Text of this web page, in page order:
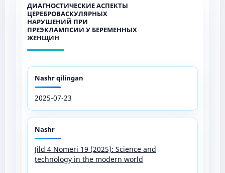
ДИАГНОСТИЧЕСКИЕ АСПЕКТЫ
ЦЕРЕБРОВАСКУЛЯРНЫХ
НАРУШЕНИЙ ПРИ
ПРЕЭКЛАМПСИИ У БЕРЕМЕННЫХ
ЖЕНЩИН
Nashr qilingan
2025-07-23
Nashr
Jild 4 Nomeri 19 (2025): Science and
technology in the modern world